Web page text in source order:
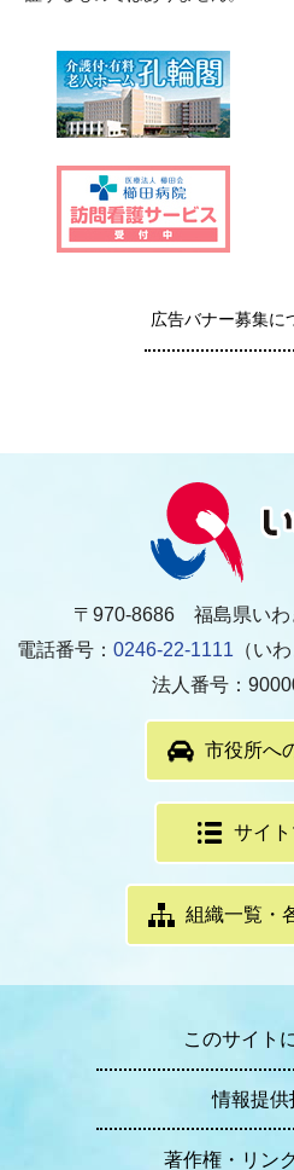
広告バナー募集に
〒970-8686 福島県いわ
電話番号： 0246-22-1111 （い
法人番号：
市役所へ
サイ
組織一覧・
このサイト
情報提供
著作権・リン